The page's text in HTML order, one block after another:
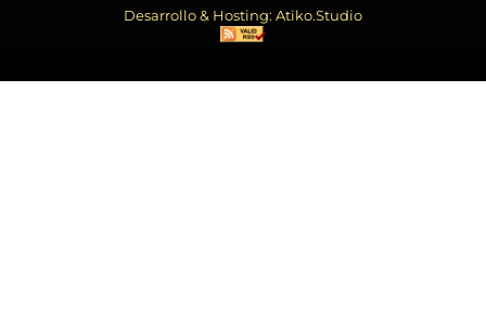
Desarrollo & Hosting: Atiko.Studio